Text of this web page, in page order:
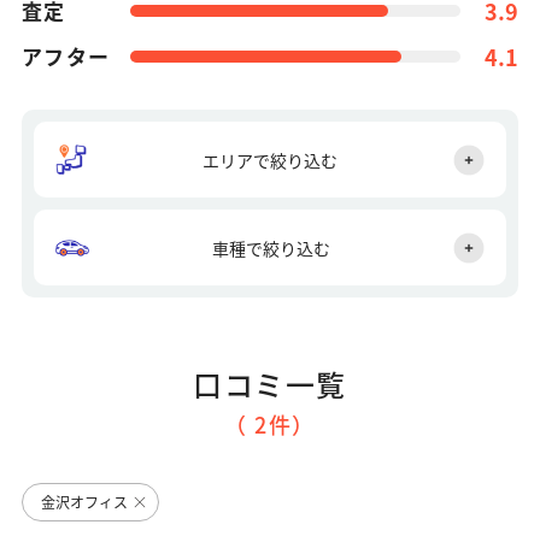
査定 3.9
アフター 4.1
エリアで絞り込む
車種で絞り込む
口コミ一覧
（ 2件）
金沢オフィス